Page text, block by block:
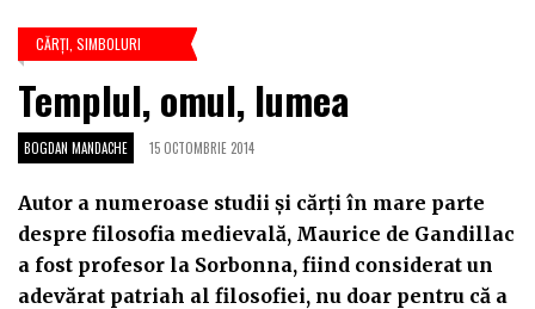
CĂRŢI SIMBOLURI
Templul, omul, lumea
BOGDAN MANDACHE 15 OCTOMBRIE 2014
Autor a numeroase studii şi cărţi în mare parte
despre filosofia medievală, Maurice de Gandillac
a fost profesor la Sorbonna, fiind considerat un
adevărat patriah al filosofiei, nu doar pentru că a